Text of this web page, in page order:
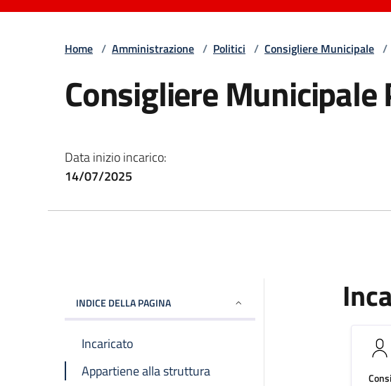
Home / Amministrazione / Politici / Consigliere Municipale /
Consigliere Municipale
Data inizio incarico:
14/07/2025
INDICE DELLA PAGINA
Incaricato
Appartiene alla struttura